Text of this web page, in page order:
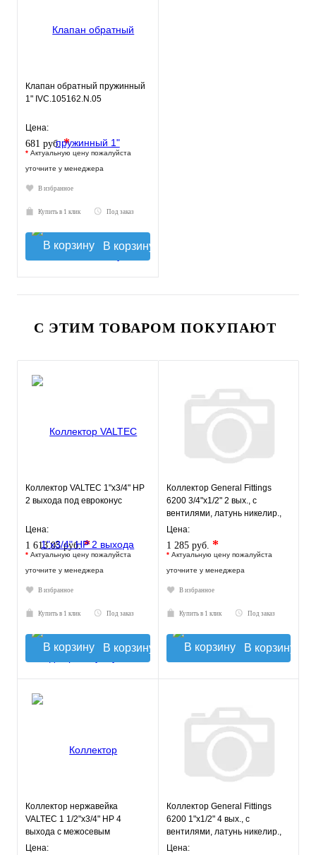
Клапан обратный пружинный
1" IVC.105162.N.05
Цена:
681 руб.*
* Актуальную цену пожалуйста
уточните у менеджера
В избранное
Купить в 1 клик Под заказ
В корзину
С ЭТИМ ТОВАРОМ ПОКУПАЮТ
Коллектор VALTEC 1"х3/4" НР
2 выхода под евроконус
Цена:
1 613.05 руб.*
* Актуальную цену пожалуйста
уточните у менеджера
В избранное
Купить в 1 клик Под заказ
В корзину
Коллектор General Fittings
6200 3/4"х1/2" 2 вых., c
вентилями, латунь никелир.,
синий регулятор
Цена:
1 285 руб. *
* Актуальную цену пожалуйста
уточните у менеджера
В избранное
Купить в 1 клик Под заказ
В корзину
Коллектор нержавейка
VALTEC 1 1/2"х3/4" НР 4
выхода с межосевым
расстоянием выходов 100мм
Цена:
Коллектор General Fittings
6200 1"х1/2" 4 вых., c
вентилями, латунь никелир.,
красный регулятор
Цена: